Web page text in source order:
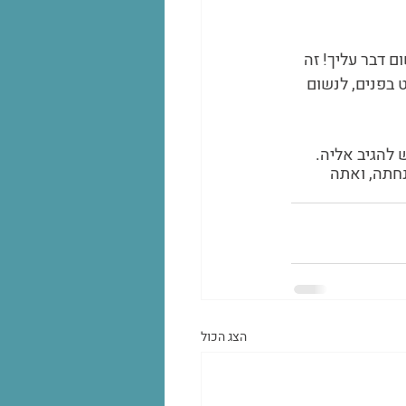
דבר עליך! זה
בפנים, לנשום
להגיב אליה.
ואתה
הצג הכול